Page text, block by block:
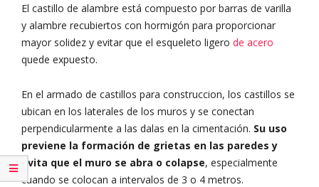
El castillo de alambre está compuesto por barras de varilla
y alambre recubiertos con hormigón para proporcionar
mayor solidez y evitar que el esqueleto ligero de acero
quede expuesto.
En el armado de castillos para construccion, los castillos se
ubican en los laterales de los muros y se conectan
perpendicularmente a las dalas en la cimentación. Su uso
previene la formación de grietas en las paredes y
evita que el muro se abra o colapse, especialmente
cuando se colocan a intervalos de 3 o 4 metros.